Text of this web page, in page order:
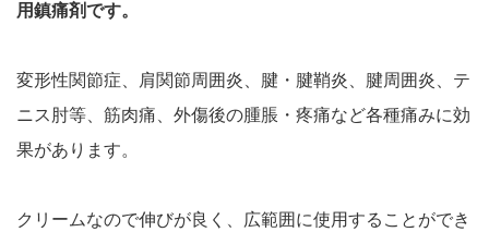
用鎮痛剤です。
変形性関節症、肩関節周囲炎、腱・腱鞘炎、腱周囲炎、テ
ニス肘等、筋肉痛、外傷後の腫脹・疼痛など各種痛みに効
果があります。
クリームなので伸びが良く、広範囲に使用することができ